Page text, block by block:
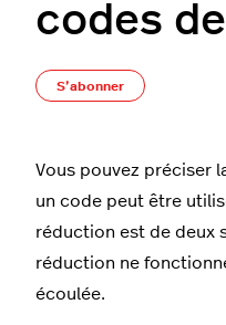
codes
S’abonner
Vous pouvez préciser
un code peut être
réduction est de deux
réduction ne
écoulée.